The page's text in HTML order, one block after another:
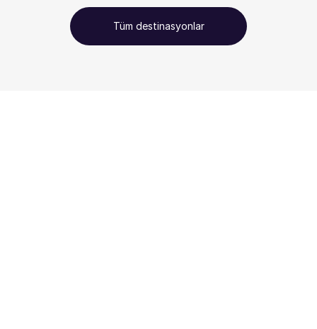
Tüm destinasyonlar